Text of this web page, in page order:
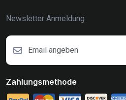
Newsletter Anmeldung
Zahlungsmethode